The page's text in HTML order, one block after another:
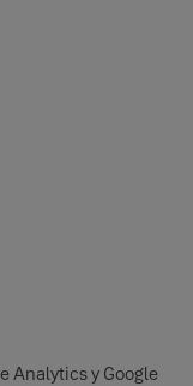
Analytics y Google